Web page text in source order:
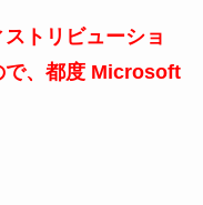
トリビューショ
で、都度 Microsoft